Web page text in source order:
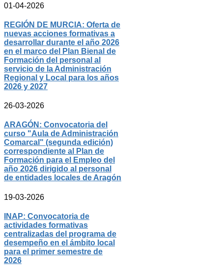
01-04-2026
REGIÓN DE MURCIA: Oferta de
nuevas acciones formativas a
desarrollar durante el año 2026
en el marco del Plan Bienal de
Formación del personal al
servicio de la Administración
Regional y Local para los años
2026 y 2027
26-03-2026
ARAGÓN: Convocatoria del
curso "Aula de Administración
Comarcal" (segunda edición)
correspondiente al Plan de
Formación para el Empleo del
año 2026 dirigido al personal
de entidades locales de Aragón
19-03-2026
INAP: Convocatoria de
actividades formativas
centralizadas del programa de
desempeño en el ámbito local
para el primer semestre de
2026